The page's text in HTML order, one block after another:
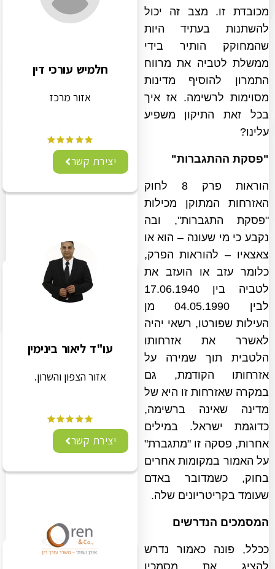
מכובדת זו. מצב זה יכול
להשתנות בעתיד היות
שהמחוקק הותיר בידי
ממשלת לטביה את מרווח
התמרון להוסיף מדינות
מסוימות לרשימה. אז איך
בכל זאת התיקון משפיע
עלינו?
"פסקת ההתגברות"
הוראות פרק 8 לחוק
האזרחות המתוקן מכילות
"פסקת התגברות", ובה
נקבע כי מי שעונה – הוא או
צאצאיו – להוראות הפרק,
כלומר עזב או הועזב את
לטביה בין 17.06.1940
לבין 04.05.1990 מן
העילות שפורטו, רשאי יהיה
לאשרר את אזרחותו
הלטבית תוך שמירה על
אזרחותו הקודמת, גם
במקרה שאזרחות זו היא של
מדינה שאינה ברשימה,
כדוגמת ישראל. במילים
אחרות, פסקה זו "מתגברת"
על האמור במקומות אחרים
בחוק, כשמדובר באדם
שעומד בקריטריונים שלה.
המסמכים הנדרשים
ככלל, פונה כאמור נדרש
להציג את מסמכיו
חלמיש עורכי דין
אזור מרכז
יצירת קשר
עו"ד ליאור בינימין
אזור הצפון והשרון.
יצירת קשר